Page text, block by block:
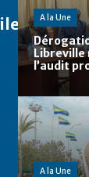
A la Une
l’audit
A la Une